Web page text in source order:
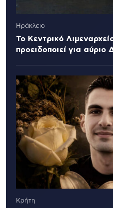
Ηράκλειο
Το Κεντρικό
προειδοποιεί για αύριο
Κρήτη